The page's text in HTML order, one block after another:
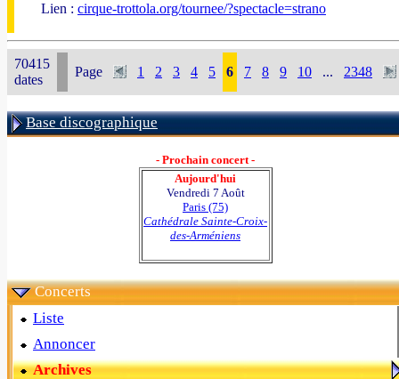
Lien : cirque-trottola.org/tournee/?spectacle=strano
70415
dates
Page 1 2 3 4 5 6 7 8 9 10 ... 2348
Base discographique
- Prochain concert -
Aujourd'hui
Vendredi 7 Août
Paris (75)
Cathédrale Sainte-Croix-
des-Arméniens
Concerts
Liste
Annoncer
Archives